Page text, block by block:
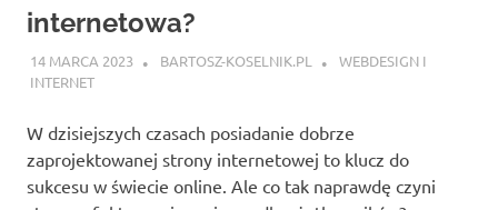
internetowa?
14 MARCA 2023 BARTOSZ-KOSELNIK.PL
WEBDESIGN I
INTERNET
W dzisiejszych czasach posiadanie dobrze
zaprojektowanej strony internetowej to klucz do
sukcesu w świecie online. Ale co tak naprawdę czyni